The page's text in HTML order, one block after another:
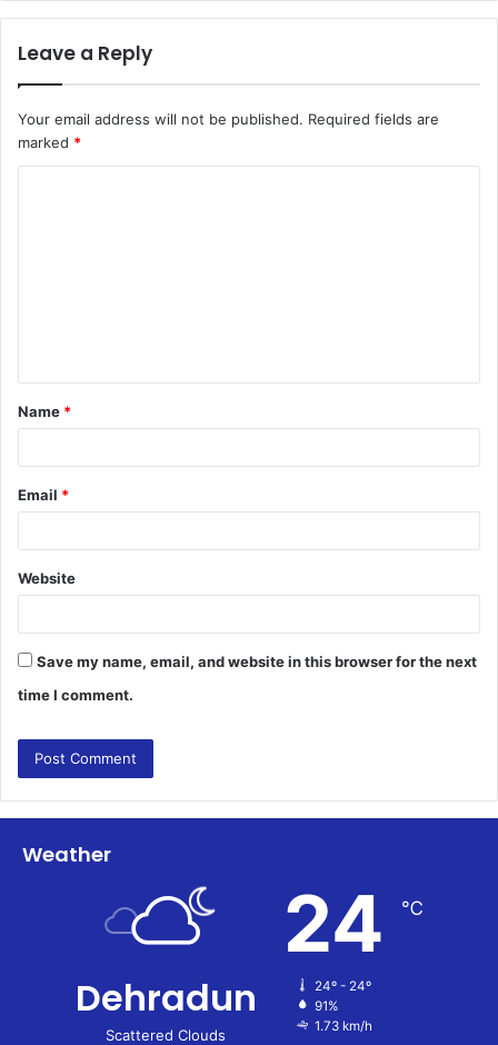
Leave a Reply
Your email address will not be published. Required fields are
marked *
t
*
Name *
Email *
Website
Save my name, email, and website in this browser for the next
time I comment.
Weather
Dehradun
Scattered Clouds
24 ℃
24º - 24º
91%
1.73 km/h